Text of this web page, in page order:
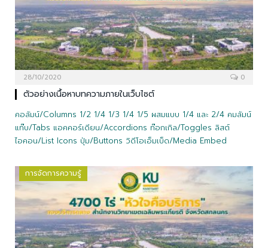
28/10/2020 0
ตัวอย่างเนื้อหาบทความภายในเว็บไซต์
คอลัมน์/Columns 1/2 1/4 1/3 1/4 1/5 ผสมแบบ 1/4 และ 2/4 คมลัมน์
แท๊บ/Tabs แอคคอร์เดียน/Accordions ท๊อกเกิล/Toggles ลิสต์
ไอคอน/List Icons ปุ่ม/Buttons วิดีโอเอ็มเบ็ด/Media Embed
การจัดการความรู้